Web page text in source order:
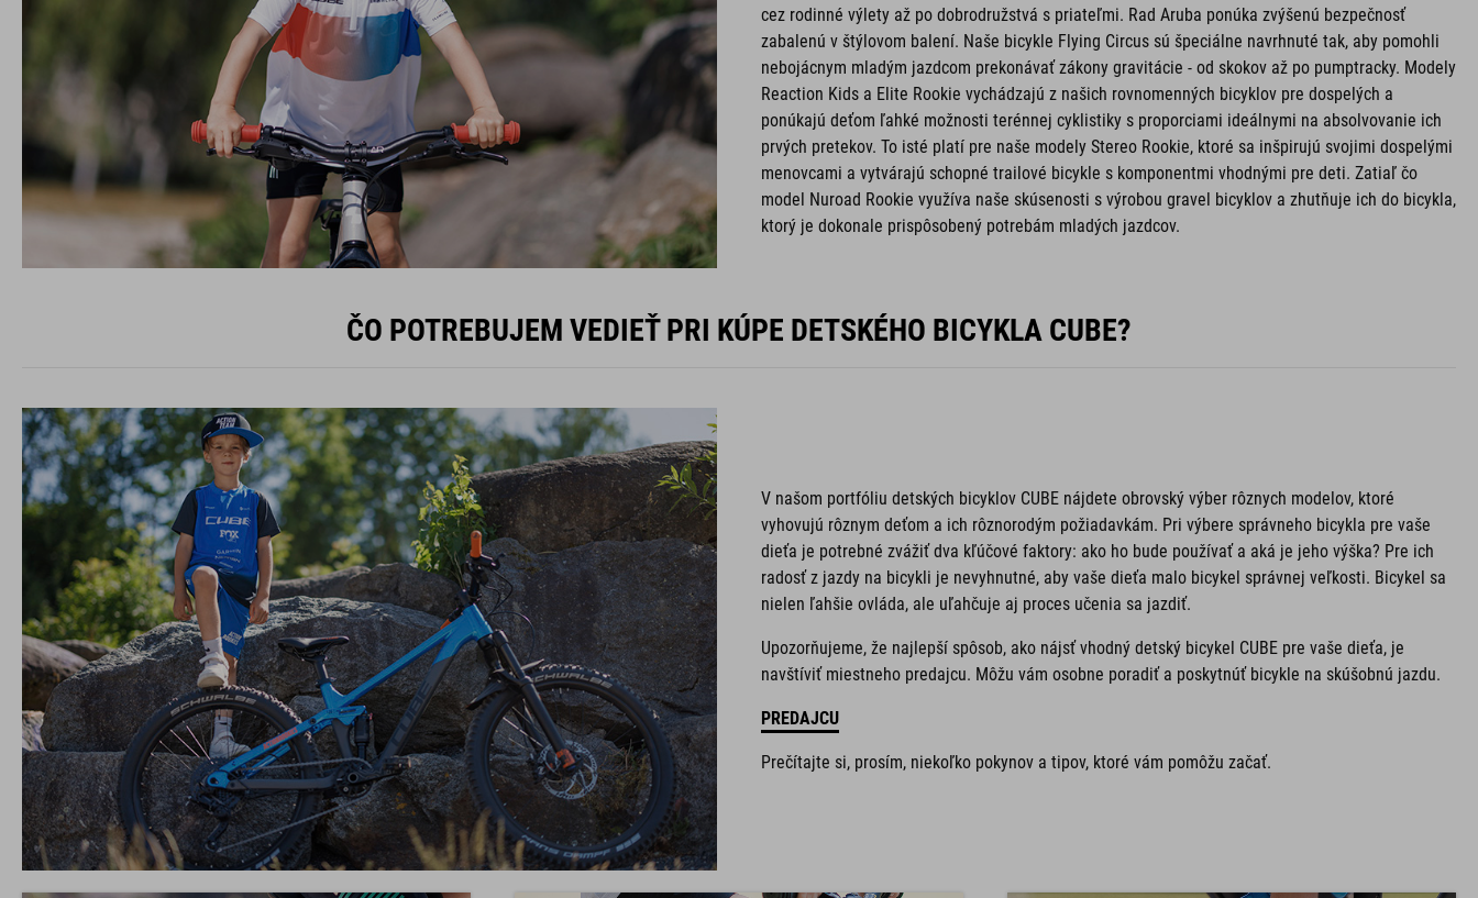
cez rodinné výlety až po dobrodružstvá s priateľmi. Rad Aruba ponúka zvýšenú bezpečnosť
zabalenú v štýlovom balení. Naše bicykle Flying Circus sú špeciálne navrhnuté tak, aby pomohli
nebojácnym mladým jazdcom prekonávať zákony gravitácie - od skokov až po pumptracky. Modely
Reaction Kids a Elite Rookie vychádzajú z našich rovnomenných bicyklov pre dospelých a
ponúkajú deťom ľahké možnosti terénnej cyklistiky s proporciami ideálnymi na absolvovanie ich
prvých pretekov. To isté platí pre naše modely Stereo Rookie, ktoré sa inšpirujú svojimi dospelými
menovcami a vytvárajú schopné trailové bicykle s komponentmi vhodnými pre deti. Zatiaľ čo
model Nuroad Rookie využíva naše skúsenosti s výrobou gravel bicyklov a zhutňuje ich do bicykla,
ktorý je dokonale prispôsobený potrebám mladých jazdcov.
ČO POTREBUJEM VEDIEŤ PRI KÚPE DETSKÉHO BICYKLA CUBE?
V našom portfóliu detských bicyklov CUBE nájdete obrovský výber rôznych modelov, ktoré
vyhovujú rôznym deťom a ich rôznorodým požiadavkám. Pri výbere správneho bicykla pre vaše
dieťa je potrebné zvážiť dva kľúčové faktory: ako ho bude používať a aká je jeho výška? Pre ich
radosť z jazdy na bicykli je nevyhnutné, aby vaše dieťa malo bicykel správnej veľkosti. Bicykel sa
nielen ľahšie ovláda, ale uľahčuje aj proces učenia sa jazdiť.
Upozorňujeme, že najlepší spôsob, ako nájsť vhodný detský bicykel CUBE pre vaše dieťa, je
navštíviť miestneho predajcu. Môžu vám osobne poradiť a poskytnúť bicykle na skúšobnú jazdu.
PREDAJCU
Prečítajte si, prosím, niekoľko pokynov a tipov, ktoré vám pomôžu začať.